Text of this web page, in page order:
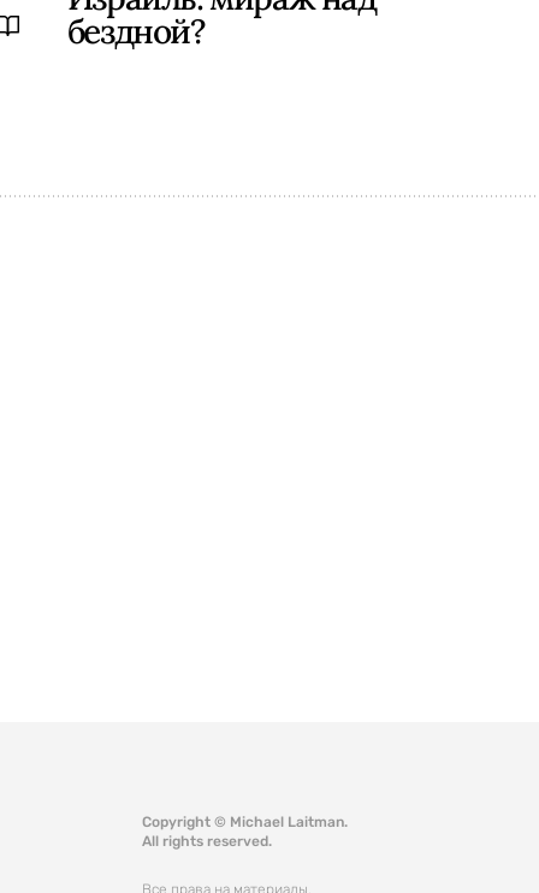
бездной?
Copyright © Michael Laitman.
All rights reserved.
Все права на материалы,